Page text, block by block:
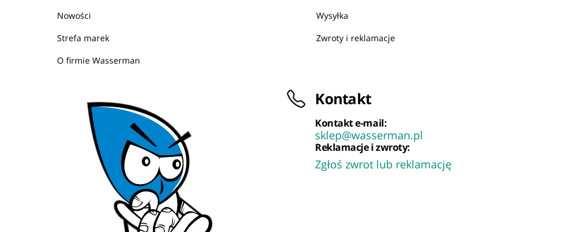
Nowości
Strefa marek
O firmie Wasserman
Wysyłka
Zwroty i reklamacje
Kontakt
Kontakt e-mail:
sklep@wasserman.pl
Reklamacje i zwroty:
Zgłoś zwrot lub reklamację